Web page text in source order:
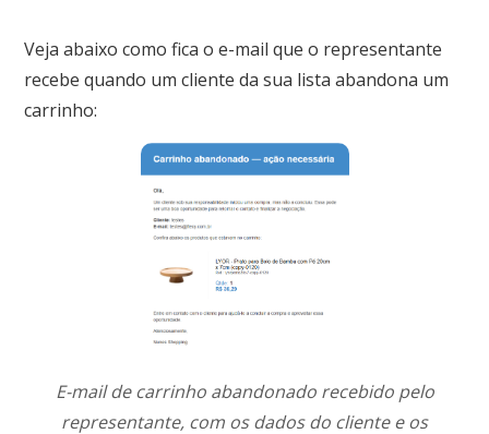
Veja abaixo como fica o e-mail que o representante
recebe quando um cliente da sua lista abandona um
carrinho:
E-mail de carrinho abandonado recebido pelo
representante, com os dados do cliente e os